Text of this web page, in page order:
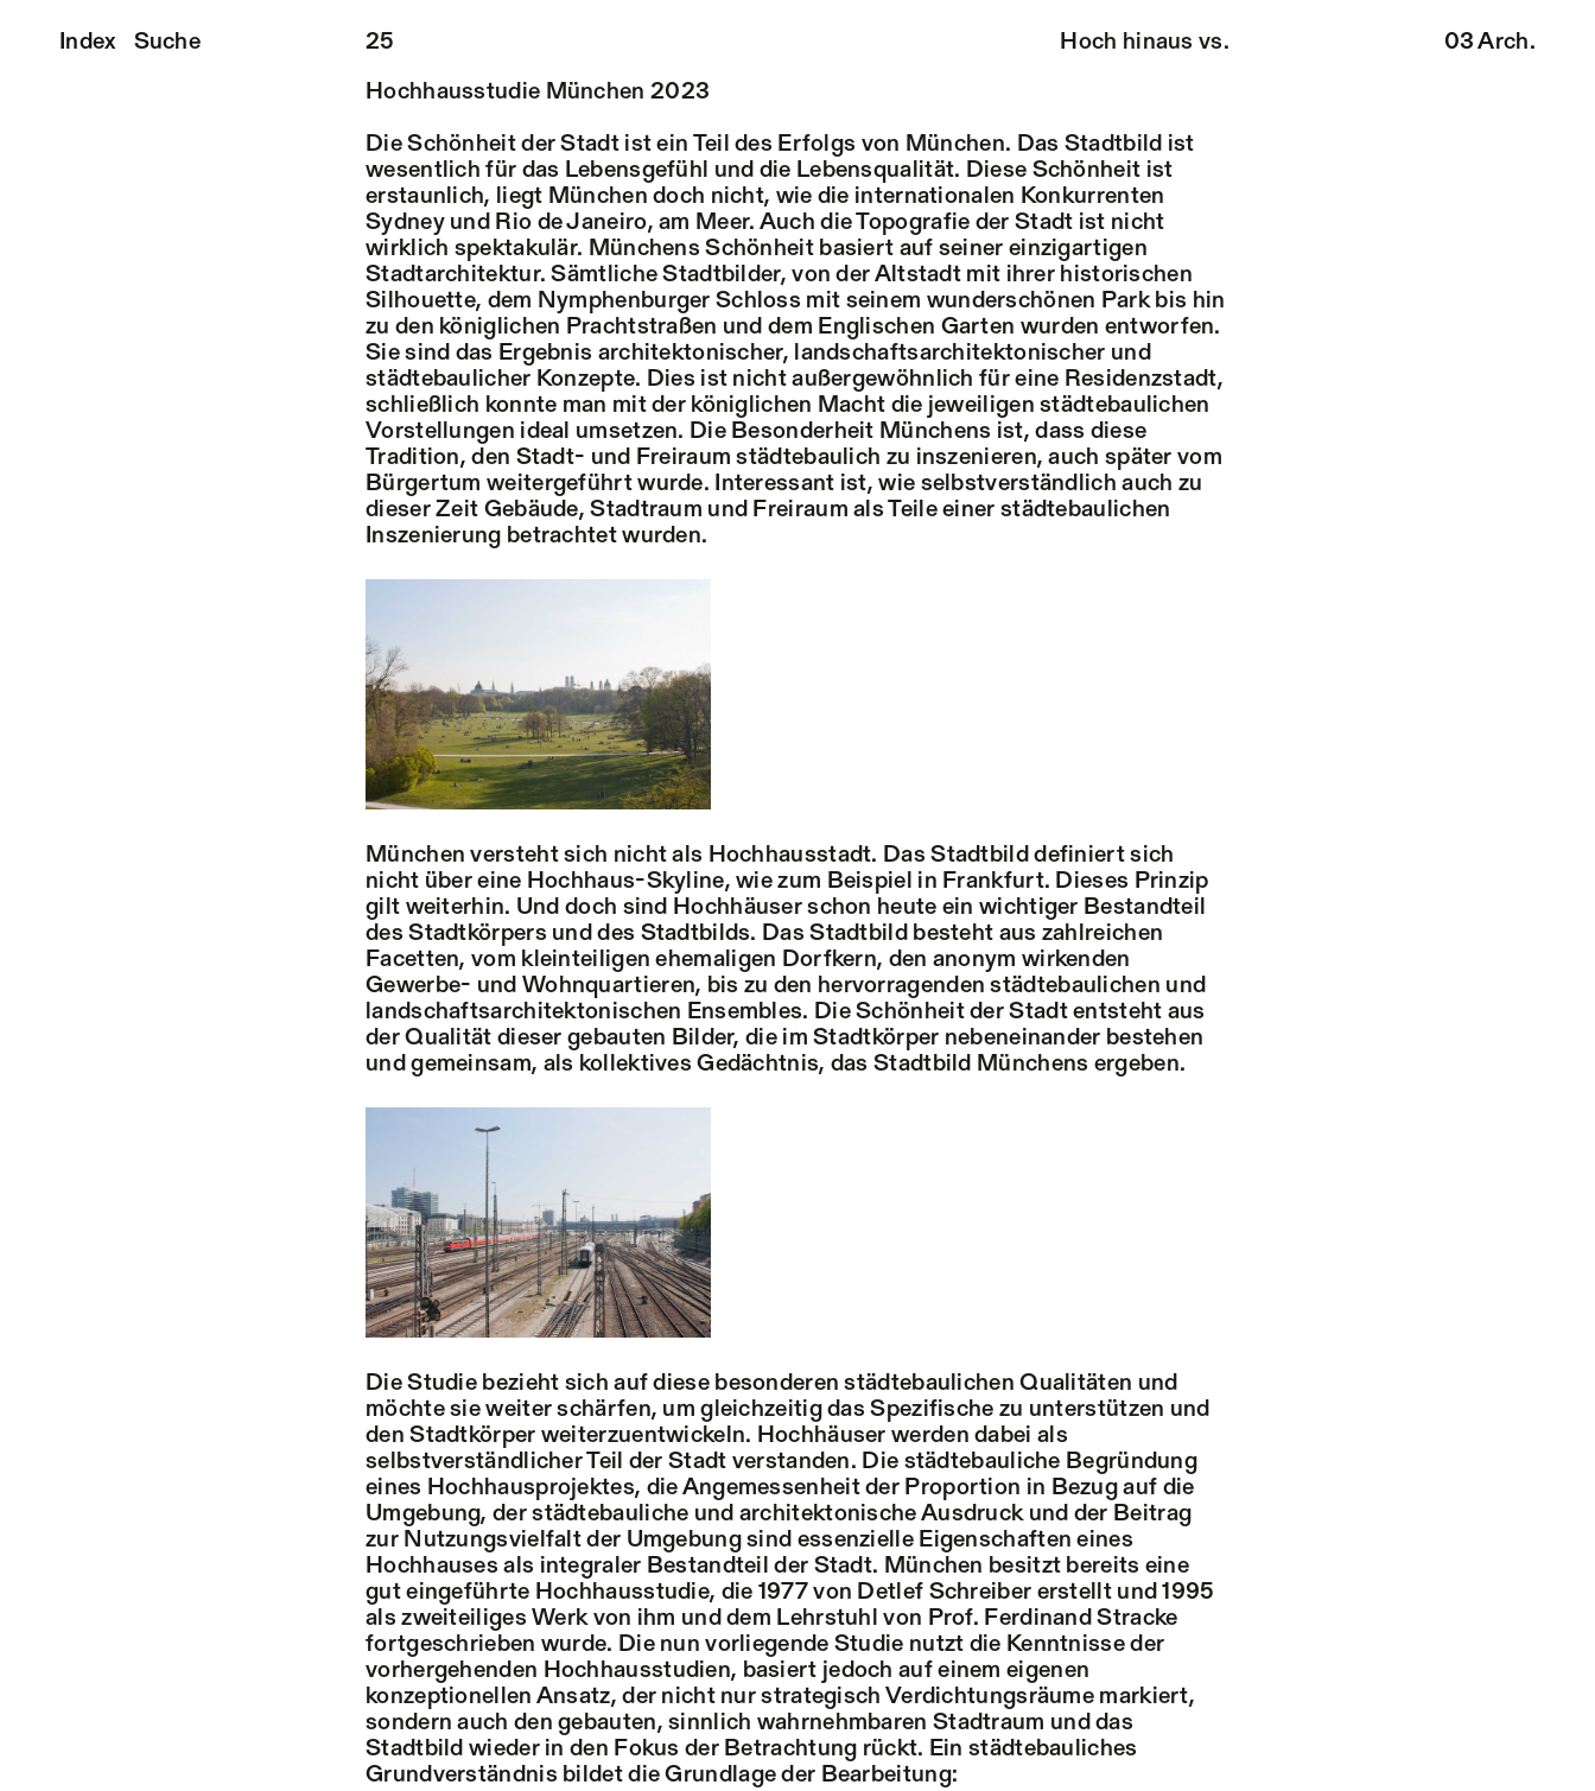
03 Arch.
Hoch hinausvs.
Index Suche 25
Hochhausstudie München 2023
Die Schönheit der Stadt ist ein Teil des Erfolgs von München. Das Stadtbild ist
wesentlich für das Lebensgefühl und die Lebensqualität. Diese Schönheit ist
erstaunlich, liegt München doch nicht, wie die internationalen Konkurrenten
Sydney und Rio de Janeiro, am Meer. Auch die Topografie der Stadt ist nicht
wirklich spektakulär. Münchens Schönheit basiert auf seiner einzigartigen
Stadtarchitektur. Sämtliche Stadtbilder, von der Altstadt mit ihrer historischen
Silhouette, dem Nymphenburger Schloss mit seinem wunderschönen Park bis hin
zu den königlichen Prachtstraßen und dem Englischen Garten wurden entworfen.
Sie sind das Ergebnis architektonischer, landschaftsarchitektonischer und
städtebaulicher Konzepte. Dies ist nicht außergewöhnlich für eine Residenzstadt,
schließlich konnte man mit der königlichen Macht die jeweiligen städtebaulichen
Vorstellungen ideal umsetzen. Die Besonderheit Münchens ist, dass diese
Tradition, den Stadt- und Freiraum städtebaulich zu inszenieren, auch später vom
Bürgertum weitergeführt wurde. Interessant ist, wie selbstverständlich auch zu
dieser Zeit Gebäude, Stadtraum und Freiraum als Teile einer städtebaulichen
Inszenierung betrachtet wurden.
München versteht sich nicht als Hochhausstadt. Das Stadtbild definiert sich
nicht über eine Hochhaus-Skyline, wie zum Beispiel in Frankfurt. Dieses Prinzip
gilt weiterhin. Und doch sind Hochhäuser schon heute ein wichtiger Bestandteil
des Stadtkörpers und des Stadtbilds. Das Stadtbild besteht aus zahlreichen
Facetten, vom kleinteiligen ehemaligen Dorfkern, den anonym wirkenden
Gewerbe- und Wohnquartieren, bis zu den hervorragenden städtebaulichen und
landschaftsarchitektonischen Ensembles. Die Schönheit der Stadt entsteht aus
der Qualität dieser gebauten Bilder, die im Stadtkörper nebeneinander bestehen
und gemeinsam, als kollektives Gedächtnis, das Stadtbild Münchens ergeben.
Die Studie bezieht sich auf diese besonderen städtebaulichen Qualitäten und
möchte sie weiter schärfen, um gleichzeitig das Spezifische zu unterstützen und
den Stadtkörper weiterzuentwickeln. Hochhäuser werden dabei als
selbstverständlicher Teil der Stadt verstanden. Die städtebauliche Begründung
eines Hochhausprojektes, die Angemessenheit der Proportion in Bezug auf die
Umgebung, der städtebauliche und architektonische Ausdruck und der Beitrag
zur Nutzungsvielfalt der Umgebung sind essenzielle Eigenschaften eines
Hochhauses als integraler Bestandteil der Stadt. München besitzt bereits eine
gut eingeführte Hochhausstudie, die 1977 von Detlef Schreiber erstellt und 1995
als zweiteiliges Werk von ihm und dem Lehrstuhl von Prof. Ferdinand Stracke
fortgeschrieben wurde. Die nun vorliegende Studie nutzt die Kenntnisse der
vorhergehenden Hochhausstudien, basiert jedoch auf einem eigenen
konzeptionellen Ansatz, der nicht nur strategisch Verdichtungsräume markiert,
sondern auch den gebauten, sinnlich wahrnehmbaren Stadtraum und das
Stadtbild wieder in den Fokus der Betrachtung rückt. Ein städtebauliches
Grundverständnis bildet die Grundlage der Bearbeitung: